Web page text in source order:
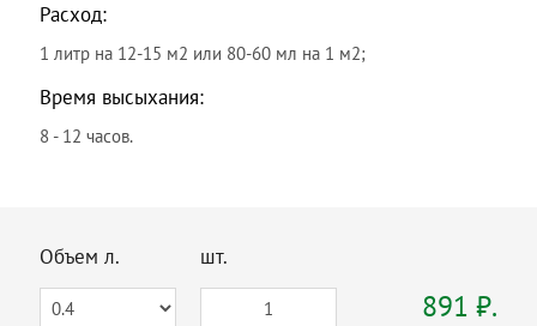
Расход:
1 литр на 12-15 м2 или 80-60 мл на 1 м2;
Время высыхания:
8 - 12 часов.
Объем л. шт.
891 ₽.